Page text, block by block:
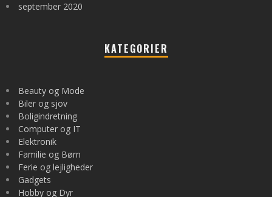
september 2020
KATEGORIER
Beauty og Mode
Biler og sjov
Boligindretning
Computer og IT
Elektronik
Familie og Børn
Ferie og lejligheder
Gadgets
Hobby og Dyr